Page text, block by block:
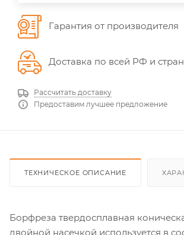
Гарантия от производителя
Доставка по всей РФ и
Рассчитать доставку
Предоставим лучшее предложение
ТЕХНИЧЕСКОЕ ОПИСАНИЕ
Борфреза твердосплавная
двойной насечкой используется в